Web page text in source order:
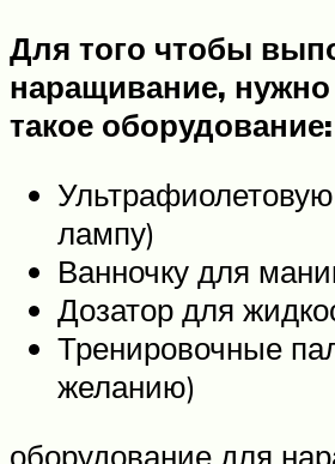
Для того чтобы
наращивание,
такое оборудование:
лампу)
Ванночку для
Дозатор для
Тренировочные
желанию)
оборудование для